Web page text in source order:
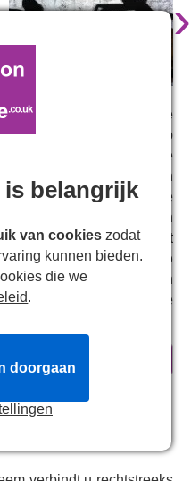
›
adembenemende
voor het eerst op
Theatre. Nu keert de
naar het West End, in
deze frisse, moderne
verhaal over liefde en
en choreografeert, met
doorTim Yip
, een bewerking van
en uitgevoerd door de
kijken?
u zult betoverd
een choreografie die
een klassieke Indiase
voor
belangrijk
van cookies zodat
kunnen bieden.
die we
.
doorgaan